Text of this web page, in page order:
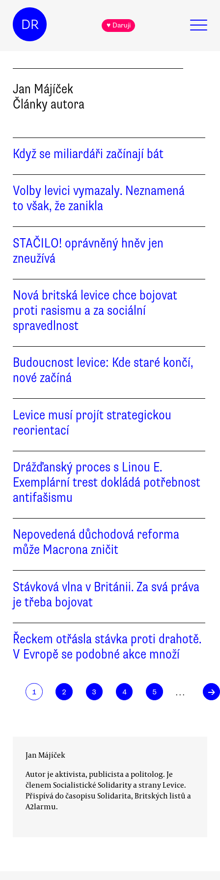
DR ♥ Daruji
Jan Májíček
Články autora
Když se miliardáři začínají bát
Volby levici vymazaly. Neznamená
to však, že zanikla
STAČILO! oprávněný hněv jen
zneužívá
Nová britská levice chce bojovat
proti rasismu a za sociální
spravedlnost
Budoucnost levice: Kde staré končí,
nové začíná
Levice musí projít strategickou
reorientací
Drážďanský proces s Linou E.
Exemplární trest dokládá potřebnost
antifašismu
Nepovedená důchodová reforma
může Macrona zničit
Stávková vlna v Británii. Za svá práva
je třeba bojovat
Řeckem otřásla stávka proti drahotě.
V Evropě se podobné akce množí
1 2 3 4 5 . . . →
Jan Májíček
Autor je aktivista, publicista a politolog. Je
členem Socialistické Solidarity a strany Levice.
Přispívá do časopisu Solidarita, Britských listů a
A2larmu.